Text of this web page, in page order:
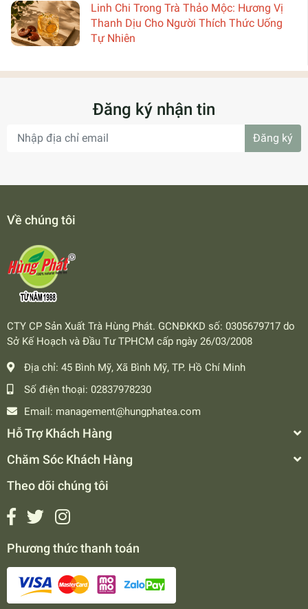
Linh Chi Trong Trà Thảo Mộc: Hương Vị
Thanh Dịu Cho Người Thích Thức Uống
Tự Nhiên
Đăng ký nhận tin
Đăng ký
Về chúng tôi
CTY CP Sản Xuất Trà Hùng Phát. GCNĐKKD số: 0305679717 do
Sở Kế Hoạch và Đầu Tư TPHCM cấp ngày 26/03/2008
Địa chỉ: 45 Bình Mỹ, Xã Bình Mỹ, TP. Hồ Chí Minh
Số điện thoại: 02837978230
Email: management@hungphatea.com
Hỗ Trợ Khách Hàng
Chăm Sóc Khách Hàng
Theo dõi chúng tôi
Phương thức thanh toán